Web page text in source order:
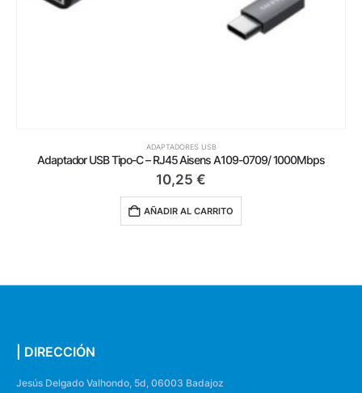
ADAPTADORES USB
Adaptador USB Tipo-C – RJ45 Aisens A109-0709/ 1000Mbps
10,25 €
AÑADIR AL CARRITO
| DIRECCIÓN
Jesús Delgado Valhondo, 5d, 06003 Badajoz